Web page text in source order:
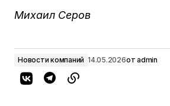
Михаил Серов
Новости компаний 14.05.2026от admin